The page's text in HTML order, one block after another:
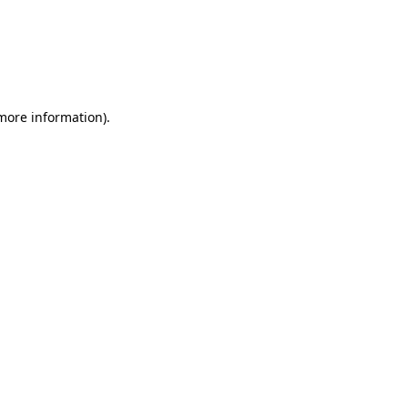
information).